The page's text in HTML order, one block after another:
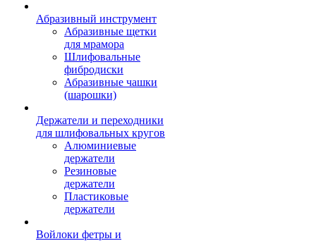
Абразивный инструмент
Абразивные щетки
для мрамора
Шлифовальные
фибродиски
Абразивные чашки
(шарошки)
Держатели и переходники
для шлифовальных кругов
Алюминиевые
держатели
Резиновые
держатели
Пластиковые
держатели
Войлоки фетры и